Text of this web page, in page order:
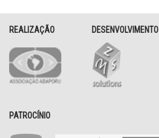
REALIZAÇÃO DESENVOLVIMENTO
PATROCÍNIO